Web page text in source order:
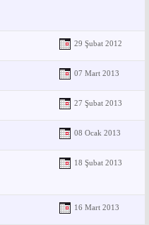
29 Şubat 2012
07 Mart 2013
27 Şubat 2013
08 Ocak 2013
18 Şubat 2013
16 Mart 2013